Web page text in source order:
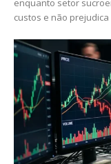
enquanto setor
custos e não